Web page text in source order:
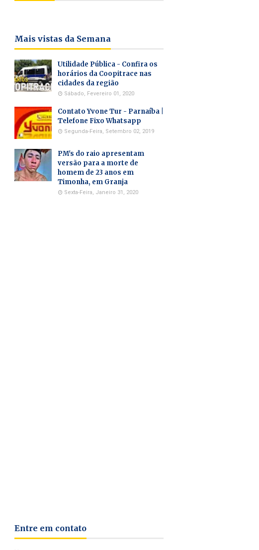
Mais vistas da Semana
Utilidade Pública - Confira os
horários da Coopitrace nas
cidades da região
Sábado, Fevereiro 01, 2020
Contato Yvone Tur - Parnaíba |
Telefone Fixo Whatsapp
Segunda-Feira, Setembro 02, 2019
PM's do raio apresentam
versão para a morte de
homem de 23 anos em
Timonha, em Granja
Sexta-Feira, Janeiro 31, 2020
Entre em contato